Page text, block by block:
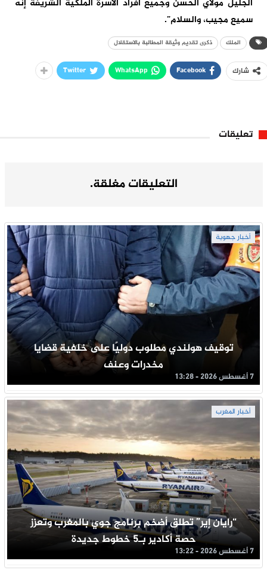
الجليل مولاي الحسن وجميع أفراد الأسرة الملكية الشريفة إنه
سميع مجيب، والسلام”.
الملك ذكرى تقديم وثيقة المطالبة بالاستقلال
شارك Facebook
WhatsApp
Twitter
تعليقات
التعليقات مغلقة.
أخبار جهوية
توقيف هولندي مطلوب دوليًا على خلفية قضايا
مخدرات وعنف
7 أغسطس 2026 - 13:28
أخبار المغرب
“رايان إير” تطلق أضخم برنامج جوي بالمغرب وتعزز
حصة أكادير بـ5 خطوط جديدة
7 أغسطس 2026 - 13:22